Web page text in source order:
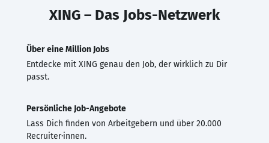
XING – Das Jobs-Netzwerk
Über eine Million Jobs
Entdecke mit XING genau den Job, der wirklich zu Dir
passt.
Persönliche Job-Angebote
Lass Dich finden von Arbeitgebern und über 20.000
Recruiter·innen.